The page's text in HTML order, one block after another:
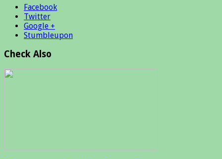
Facebook
Twitter
Google +
Stumbleupon
Check Also